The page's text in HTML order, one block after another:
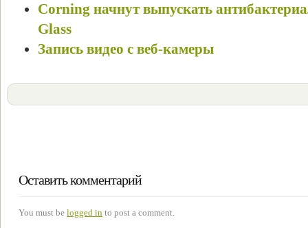
Corning начнут выпускать
Glass
Запись видео с веб-камеры
Оставить комментарий
You must be logged in to post a comment.